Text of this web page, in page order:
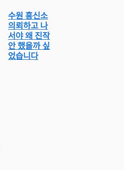
수원 흥신소
의뢰하고 나
서야 왜 진작
안 했을까 싶
었습니다